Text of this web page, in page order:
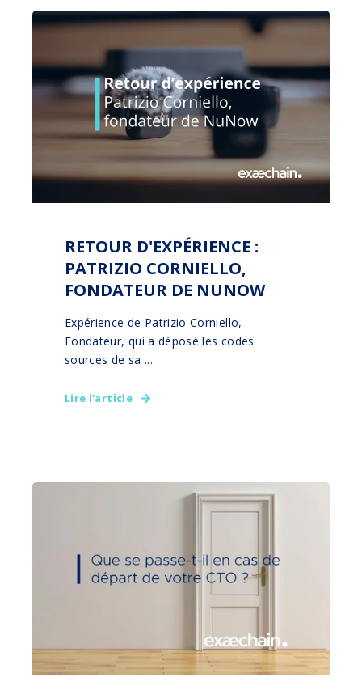
RETOUR D'EXPÉRIENCE :
PATRIZIO CORNIELLO,
FONDATEUR DE NUNOW
Expérience de Patrizio Corniello,
Fondateur, qui a déposé les codes
sources de sa ...
Lire l'article